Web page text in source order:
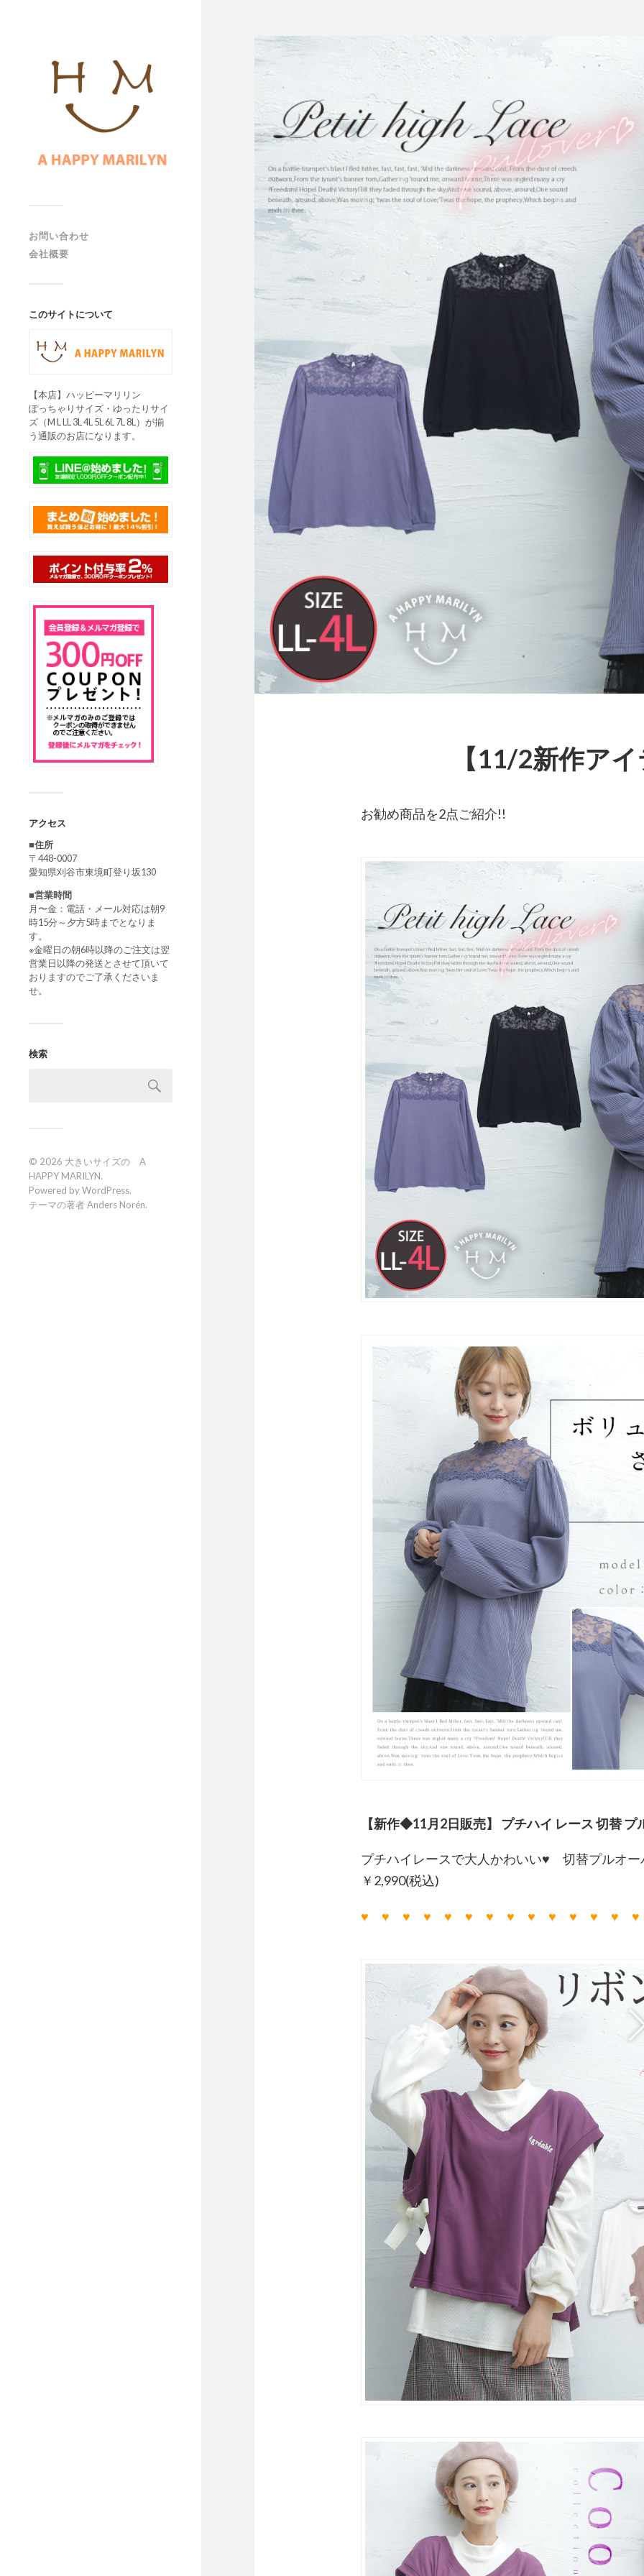
お問い合わせ
会社概要
このサイトについて
【本店】ハッピーマリリン
ぽっちゃりサイズ・ゆったりサイ
ズ（M L LL 3L 4L 5L 6L 7L 8L）が揃
う通販のお店になります。
アクセス
■住所
〒448-0007
愛知県刈谷市東境町登り坂130
■営業時間
月〜金：電話・メール対応は朝9
時15分～夕方5時までとなりま
す。
※金曜日の朝6時以降のご注文は翌
営業日以降の発送とさせて頂いて
おりますのでご了承くださいま
せ。
検索
© 2026 大きいサイズの A
HAPPY MARILYN.
Powered byWordPress.
テーマの著者 Anders Norén.
【11/2新作ア
お勧め商品を2点ご紹介!!
【新作◆11月2日販売】 プチハイ レース 切替 プ
プチハイレースで大人かわいい♥ 切替プルオ
￥2,990(税込)
♥ ♥ ♥ ♥ ♥ ♥ ♥ ♥ ♥ ♥ ♥ ♥ ♥